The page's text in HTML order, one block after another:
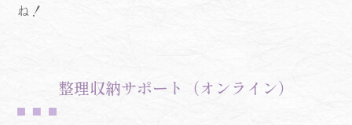
ね！
整理収納サポート（オンライン）